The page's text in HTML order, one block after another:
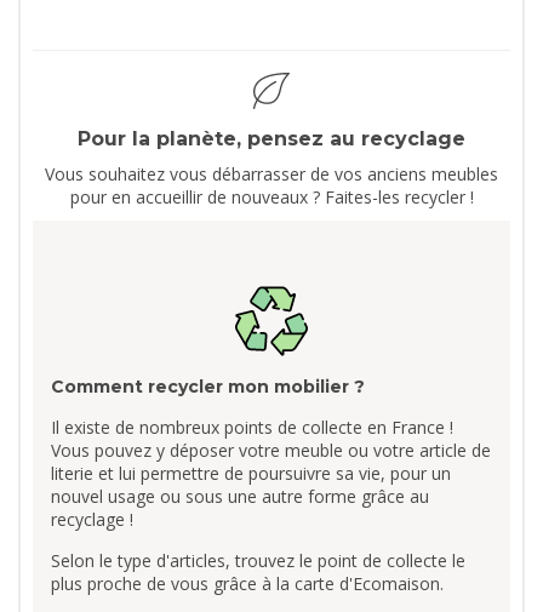
Pour la planète, pensez au recyclage
Vous souhaitez vous débarrasser de vos anciens meubles
pour en accueillir de nouveaux ? Faites-les recycler !
Comment recycler mon mobilier ?
Il existe de nombreux points de collecte en France !
Vous pouvez y déposer votre meuble ou votre article de
literie et lui permettre de poursuivre sa vie, pour un
nouvel usage ou sous une autre forme grâce au
recyclage !
Selon le type d'articles, trouvez le point de collecte le
plus proche de vous grâce à la carte d'Ecomaison.